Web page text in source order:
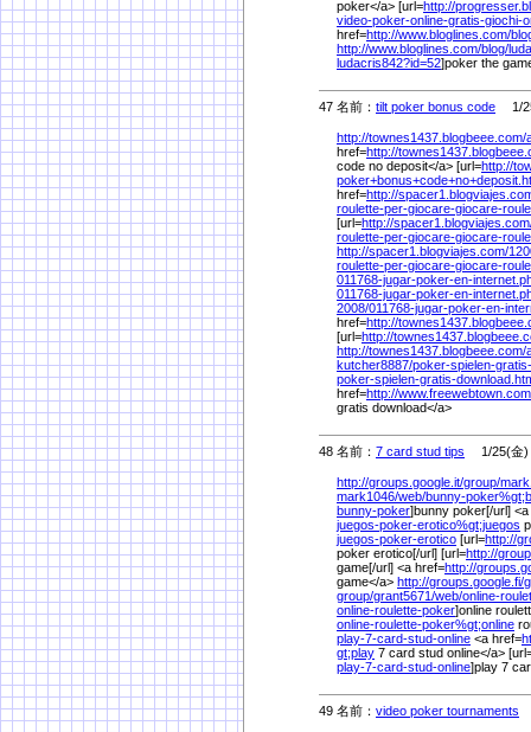
poker</a> [url=http://
video-poker-online-gratis-giochi-
href=http://www.bloglines.com/
http://www.bloglines.com/blog/
ludacris842?id=52]poker the
47 名前： tilt poker bonus code 1/
http://townes1437.blogbeee.com/
href=http://
code no deposit</a> [url=http://
href=http://
roulette-per-giocare-giocare-
[url=http://
roulette-per-giocare-giocare-
http://spacer1.blogviajes.com/
roulette-per-giocare-giocare-
011768-jugar-poker-en-
011768-jugar-poker-en-
2008/011768-jugar-poker-en-
href=http://
[url=http://
http://townes1437.blogbeee.com/
kutcher8887/poker-spielen-
poker-spielen-gratis-
href=http://
gratis download</a>
48 名前： 7 card stud tips 1/25(金)
http://groups.google.it/group/
mark1046/web/bunny-poker%
bunny-poker]bunny poker[/url] <a
juegos-poker-erotico%gt;juegos
juegos-poker-erotico [url=http://
poker erotico[/url] [url=http://
game[/url] <a href=http://
game</a> http://groups.google.fi/
group/grant5671/web/online-
online-roulette-poker]online
online-roulette-poker%gt;online
play-7-card-stud-online <a href=
gt;play 7 card stud online</a>
play-7-card-stud-online]play 7
49 名前： video poker tournaments